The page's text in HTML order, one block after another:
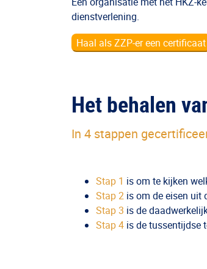
dienstverlening.
Haal als ZZP-er een certificaat
Het behalen
In 4 stappen
Stap 1 is om te kijken
Stap 2 is om de eisen uit
Stap 3 is de
Stap 4 is de tussentijdse